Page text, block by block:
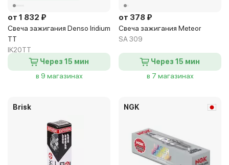
от 1 832 ₽
Свеча зажигания Denso Iridium
TT
IK20TT
Через 15 мин
в 9 магазинах
от 378 ₽
Свеча зажигания Meteor
SA 309
Через 15 мин
в 7 магазинах
Brisk NGK